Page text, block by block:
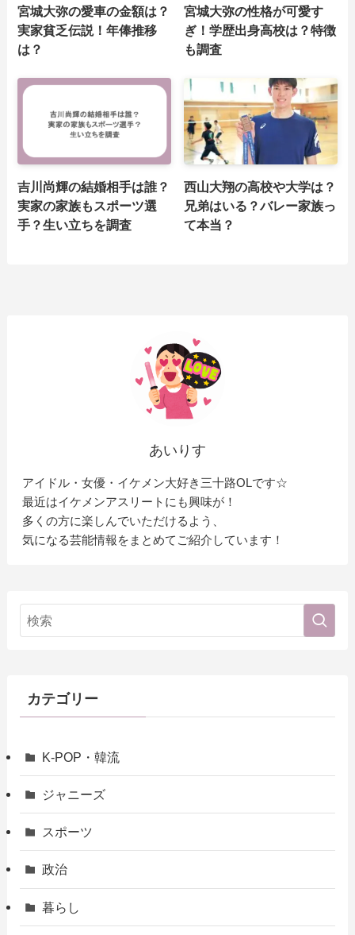
宮城大弥の愛車の金額は？
実家貧乏伝説！年俸推移
は？
宮城大弥の性格が可愛す
ぎ！学歴出身高校は？特徴
も調査
吉川尚輝の結婚相手は誰？
実家の家族もスポーツ選
手？生い立ちを調査
西山大翔の高校や大学は？
兄弟はいる？バレー家族っ
て本当？
あいりす
アイドル・女優・イケメン大好き三十路OLです☆
最近はイケメンアスリートにも興味が！
多くの方に楽しんでいただけるよう、
気になる芸能情報をまとめてご紹介しています！
カテゴリー
K-POP・韓流
ジャニーズ
スポーツ
政治
暮らし